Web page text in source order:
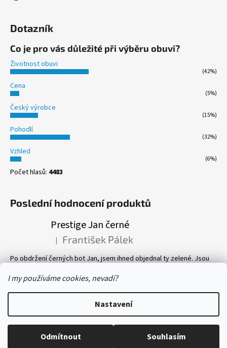
I my používáme cookies, nevadí?
Nastavení
Odmítnout Souhlasím
Dotazník
Co je pro vás důležité při výběru obuvi?
Životnost obuvi
(42%)
Cena
(5%)
Český výrobce
(15%)
Pohodlí
(32%)
Vzhled
(6%)
Počet hlasů: 4483
Poslední hodnocení produktů
Prestige Jan černé
Hodnocení produktu je 5 z 5 hvězdiček.
| František Pálek
Po obdržení černých bot Jan, jsem ihned objednal ty zelené. Jsou
příjemný. Vlastně mám v botníku 8 páru bot, všechny Prestige! Vřele
Copyright 2026boty-prestige.eu. Všechna práva vyhrazena.
Upravit nastavení cookies